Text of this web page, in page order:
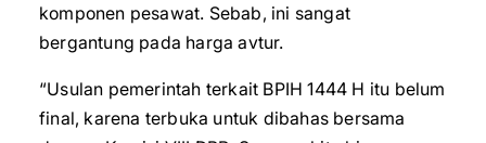
komponen pesawat. Sebab, ini sangat
bergantung pada harga avtur.
“Usulan pemerintah terkait BPIH 1444 H itu belum
final, karena terbuka untuk dibahas bersama